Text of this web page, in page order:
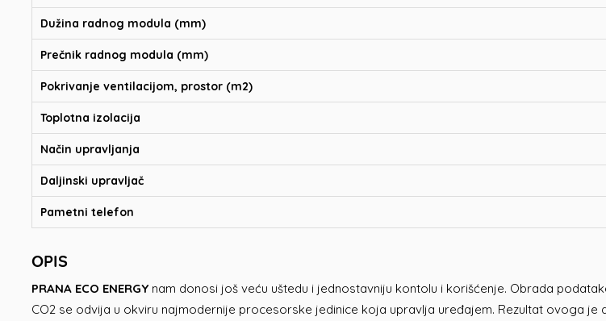
Dužina radnog modula (mm)
Prečnik radnog modula (mm)
Pokrivanje ventilacijom, prostor (m2)
Toplotna izolacija
Način upravljanja
Daljinski upravljač
Pametni telefon
OPIS
PRANA ECO ENERGY nam donosi još veću uštedu i jednostavniju kontolu i korišćenje. Obrada
CO2 se odvija u okviru najmodernije procesorske jedinice koja upravlja uređajem. Rezultat ovoga